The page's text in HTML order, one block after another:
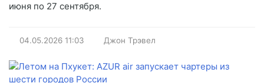
июня по 27 сентября.
04.05.2026 11:03 Джон Трэвел